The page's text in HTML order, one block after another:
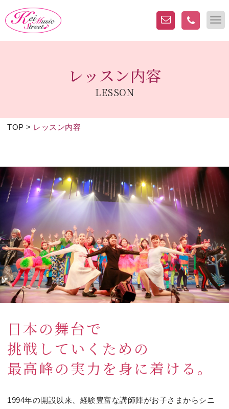
レッスン内容
LESSON
TOP > レッスン内容
⽇本の舞台で
挑戦していくための
最⾼峰の実⼒を⾝に着ける。
1994年の開設以来、経験豊富な講師陣がお⼦さまからシニ